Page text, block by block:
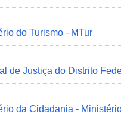
do Turismo - MTur
de Justiça do Distrito
da Cidadania -